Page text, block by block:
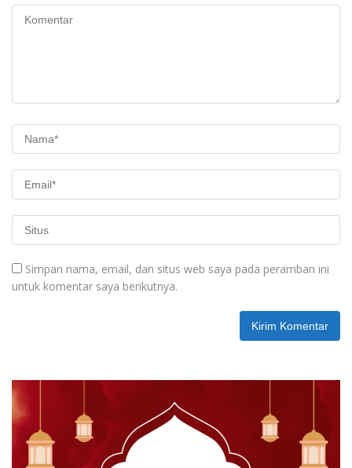
Simpan nama, email, dan situs web saya pada peramban ini
untuk komentar saya berikutnya.